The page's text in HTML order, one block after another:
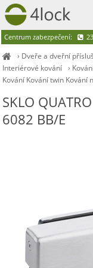
› Dveře a dveřní
Interiérové kování ›
Kování Kování twin Kování
SKLO
6082 BB/E
Centrum zabezpečení: